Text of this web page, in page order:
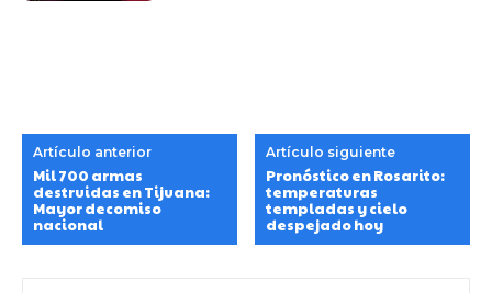
Artículo anterior
Mil 700 armas
destruidas en Tijuana:
Mayor decomiso
nacional
Artículo siguiente
Pronóstico en Rosarito:
temperaturas
templadas y cielo
despejado hoy